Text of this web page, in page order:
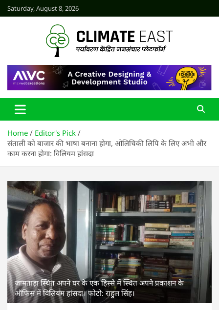
Skip
to
Saturday, August 8, 2026
CLIMATE EAST
Home
Editor's Pick
संताली को बाजार की भाषा बनाना होगा, ओलिचिकी लिपि के लिए अभी और
काम करना होगा: विलियम हांसदा
जामताड़ा स्थित अपने घर के एक हिस्से में स्थित अपने प्रकाशन के
ऑफिस में विलियम हांसदा। फोटो: राहुल सिंह।